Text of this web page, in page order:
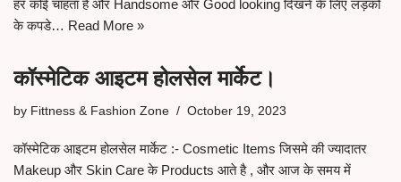
हर कोई चाहता है और Handsome और Good looking दिखने के लिए लड़को
के कपडे… Read More »
कॉस्मेटिक आइटम होलसेल मार्केट।
by Fittness & Fashion Zone October 19, 2023
कॉस्मेटिक आइटम होलसेल मार्केट :- Cosmetic Items जिसमे की ज्यादातर
Makeup और Skin Care के Products आते है , और आज के समय में